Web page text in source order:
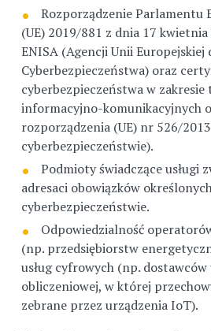
Rozporządzenie Parlamentu
(UE) 2019/881 z dnia 17
ENISA (Agencji Unii Europejskiej
Cyberbezpieczeństwa) oraz
cyberbezpieczeństwa w
informacyjno-komunikacyjnych
rozporządzenia (UE) nr 526/
cyberbezpieczeństwie).
Podmioty świadczące usługi
adresaci obowiązków
cyberbezpieczeństwie.
Odpowiedzialność
(np. przedsiębiorstw
usług cyfrowych (np. dostawców
obliczeniowej, w której
zebrane przez urządzenia IoT).